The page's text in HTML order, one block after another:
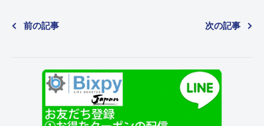
前の記事 次の記事